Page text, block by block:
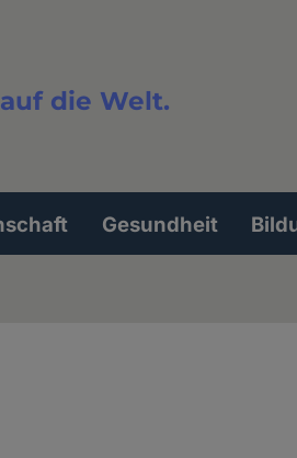
die Welt.
Gesundheit